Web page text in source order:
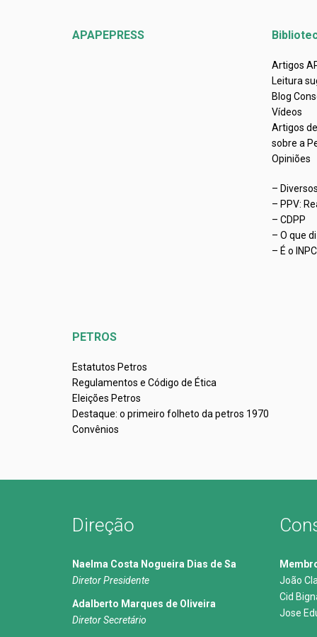
APAPEPRESS
Artigos
Leitura
Blog
Vídeos
Artigos
sobre a
Opiniões
–
– PPV:
– CDPP
– O que
– É o
PETROS
Estatutos Petros
Regulamentos e Código de Ética
Eleições Petros
Destaque: o primeiro folheto da petros 1970
Convênios
Direção
Naelma Costa Nogueira Dias de Sa
Diretor Presidente
Adalberto Marques de Oliveira
Diretor Secretário
João
Cid
Jose